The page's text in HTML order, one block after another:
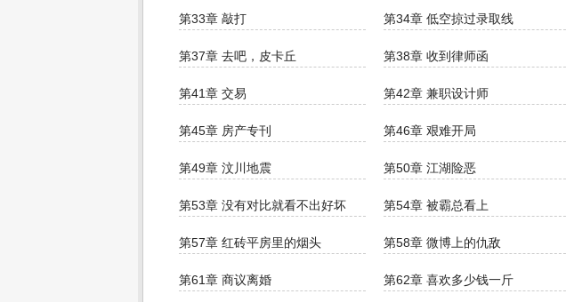
第33章 敲打 第34章 低空掠过录取线
第37章 去吧，皮卡丘 第38章 收到律师函
第41章 交易 第42章 兼职设计师
第45章 房产专刊 第46章 艰难开局
第49章 汶川地震 第50章 江湖险恶
第53章 没有对比就看不出好坏 第54章 被霸总看上
第57章 红砖平房里的烟头 第58章 微博上的仇敌
第61章 商议离婚 第62章 喜欢多少钱一斤